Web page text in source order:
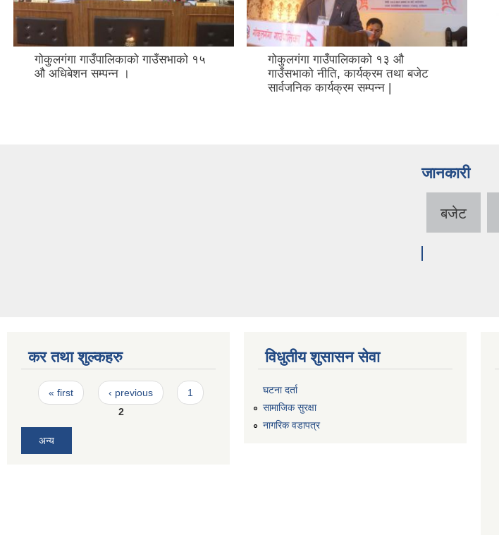
गोकुलगंगा गाउँपालिकाको गाउँसभाकाे १५
औ अधिबेशन सम्पन्न ।
गोकुलगंगा गाउँपालिकाको १३ औ
गाउँसभाको नीति, कार्यक्रम तथा बजेट
सार्वजनिक कार्यक्रम सम्पन्न |
जानकारी
बजेट
कर तथा शुल्कहरु
Pages
« first ‹ previous
1
2
अन्य
विधुतीय शुसासन सेवा
घटना दर्ता
सामाजिक सुरक्षा
नागरिक वडापत्र